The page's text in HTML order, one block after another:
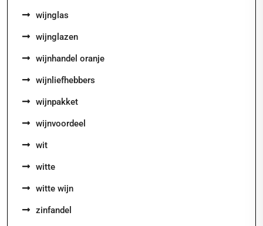
wijnglas
wijnglazen
wijnhandel oranje
wijnliefhebbers
wijnpakket
wijnvoordeel
wit
witte
witte wijn
zinfandel